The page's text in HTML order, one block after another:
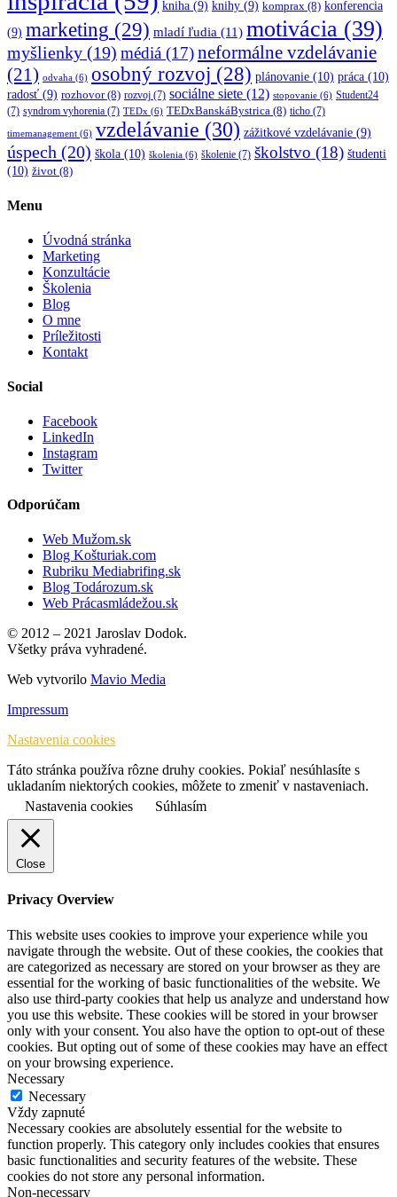
kniha (9) knihy (9) komprax (8) konferencia
(9) marketing (29) mladí ľudia (11) motivácia (39)
myšlienky (19) médiá (17)neformálne vzdelávanie
(21) odvaha (6) osobný rozvoj (28) plánovanie (10) práca (10)
radosť (9) rozhovor(8) rozvoj (7) sociálne siete (12) stopovanie (6) Student24
(7) syndrom vyhorenia (7) TEDx (6) TEDxBanskáBystrica (8) ticho (7)
timemanagement (6) vzdelávanie (30) zážitkové vzdelávanie (9)
úspech (20) škola (10) školenia (6) školenie (7) školstvo (18) študenti
(10) život (8)
Menu
Úvodná stránka
Marketing
Konzultácie
Školenia
Blog
O mne
Príležitosti
Kontakt
Social
Facebook
LinkedIn
Instagram
Twitter
Odporúčam
Web Mužom.sk
Blog Košturiak.com
Rubriku Mediabrifing.sk
Blog Todározum.sk
Web Prácasmládežou.sk
© 2012 – 2021 Jaroslav Dodok.
Všetky práva vyhradené.
Web vytvorilo Mavio Media
Impressum
Nastavenia cookies
Táto stránka používa rôzne druhy cookies. Pokiaľ nesúhlasíte s
ukladaním niektorých cookies, môžete to zmeniť v nastaveniach.
Nastavenia cookies
Súhlasím
Close
Privacy Overview
This website uses cookies to improve your experience while you
navigate through the website. Out of these cookies, the cookies that
are categorized as necessary are stored on your browser as they are
essential for the working of basic functionalities of the website. We
also use third-party cookies that help us analyze and understand how
you use this website. These cookies will be stored in your browser
only with your consent. You also have the option to opt-out of these
cookies. But opting out of some of these cookies may have an effect
on your browsing experience.
Necessary
Necessary
Vždy zapnuté
Necessary cookies are absolutely essential for the website to
function properly. This category only includes cookies that ensures
basic functionalities and security features of the website. These
cookies do not store any personal information.
Non-necessary